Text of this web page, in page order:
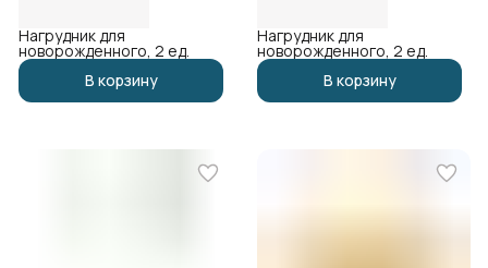
Нагрудник для
новорожденного, 2 ед.
В корзину
Нагрудник для
новорожденного, 2 ед.
В корзину